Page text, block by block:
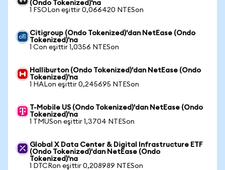
(Ondo Tokenized)'na
1 FSOLon eşittir 0,066420 NTESon
Citigroup (Ondo Tokenized)'dan NetEase (Ondo
Tokenized)'na
1 Con eşittir 1,0356 NTESon
Halliburton (Ondo Tokenized)'dan NetEase (Ondo
Tokenized)'na
1 HALon eşittir 0,245695 NTESon
T-Mobile US (Ondo Tokenized)'dan NetEase (Ondo
Tokenized)'na
1 TMUSon eşittir 1,3704 NTESon
Global X Data Center & Digital Infrastructure ETF
(Ondo Tokenized)'dan NetEase (Ondo
Tokenized)'na
1 DTCRon eşittir 0,208989 NTESon